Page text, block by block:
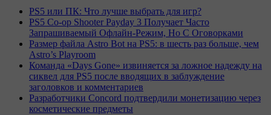
PS5 или ПК: Что лучше выбрать для игр?
PS5 Co-op Shooter Payday 3 Получает Часто
Запрашиваемый Офлайн-Режим, Но С Оговорками
Размер файла Astro Bot на PS5: в шесть раз больше, чем
Astro’s Playroom
Команда «Days Gone» извиняется за ложное надежду на
сиквел для PS5 после вводящих в заблуждение
заголовков и комментариев
Разработчики Concord подтвердили монетизацию через
косметические предметы